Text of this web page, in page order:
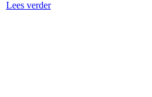
Lees verder